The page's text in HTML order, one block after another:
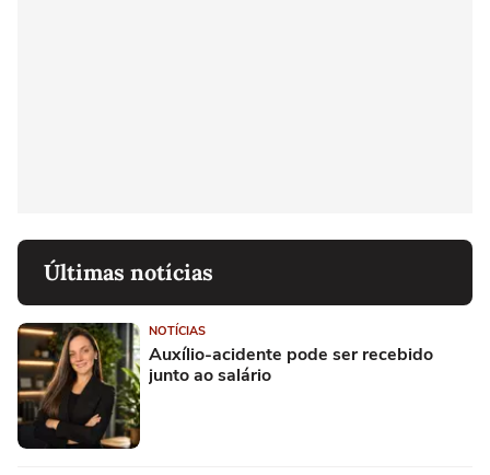
Últimas notícias
NOTÍCIAS
Auxílio-acidente pode ser recebido
junto ao salário